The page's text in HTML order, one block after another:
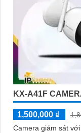
KX-A41F
1,500,000 ₫
Camera giám sát